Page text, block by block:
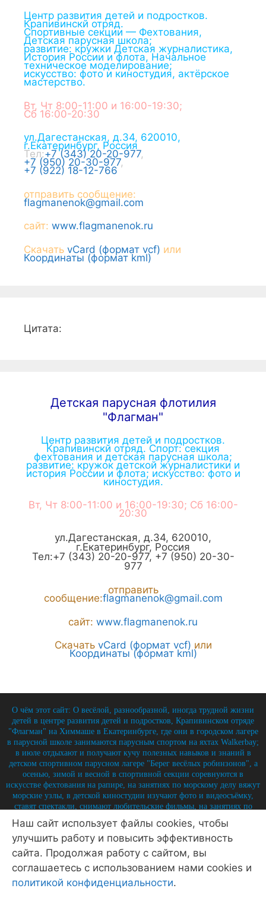
Центр развития детей и подростков.
Крапивинскй отряд.
Спортивные секции — Фехтования,
Детская парусная школа;
развитие: кружки Детская журналистика,
История России и флота, Начальное
техническое моделирование;
искусство: фото и киностудия, актёрское
мастерство.
Вт, Чт 8:00-11:00 и 16:00-19:30;
Сб 16:00-20:30
ул.Дагестанская, д.34, 620010,
г.Екатеринбург, Россия
Тел:+7 (343) 20-20-977,
+7 (950) 20-30-977,
+7 (922) 18-12-766
отправить сообщение:
flagmanenok@gmail.com
сайт: www.flagmanenok.ru
Скачать vCard (формат vcf) или
Координаты (формат kml)
Цитата:
Детская парусная флотилия
"Флагман"
Центр развития детей и подростков.
Крапивинскй отряд. Спорт: секция
фехтования и детская парусная школа;
развитие: кружок детской журналистики и
история России и флота; искусство: фото и
киностудия.
Вт, Чт 8:00-11:00 и 16:00-19:30; Сб 16:00-
20:30
ул.Дагестанская, д.34, 620010,
г.Екатеринбург, Россия
Тел:+7 (343) 20-20-977, +7 (950) 20-30-
977
отправить
сообщение:flagmanenok@gmail.com
сайт: www.flagmanenok.ru
Скачать vCard (формат vcf) или
Координаты (формат kml)
О чём этот сайт: О весёлой, разнообразной, иногда трудной жизни
детей в центре развития детей и подростков, Крапивинском отряде
"Флагман" на Химмаше в Екатеринбурге, где они в городском лагере
в парусной школе занимаются парусным спортом на яхтах Walkerbay;
в июле отдыхают и получают кучу полезных навыков и знаний в
детском спортивном парусном лагере "Берег весёлых робинзонов", а
осенью, зимой и весной в спортивной секции соревнуются в
искусстве фехтования на рапире, на занятиях по морскому делу вяжут
морские узлы, в детской киностудии изучают фото и видеосъёмку,
ставят спектакли, снимают любительские фильмы, на занятиях по
истории углубляют свои знания по историю России и флота, и
круглый год на занятиях по детской журналистике практикуются в
написании заметок, репортажей, интервью, выпуская стен-газету и
выкладывая лучшие материалы на отрядный сайт.
© 2026 Крапивинский отряд Флагман - детский центр
Екатеринбург• Создано вGeneratePress
Наш сайт использует файлы cookies, чтобы
улучшить работу и повысить эффективность
сайта. Продолжая работу с сайтом, вы
соглашаетесь с использованием нами cookies и
политикой конфиденциальности.